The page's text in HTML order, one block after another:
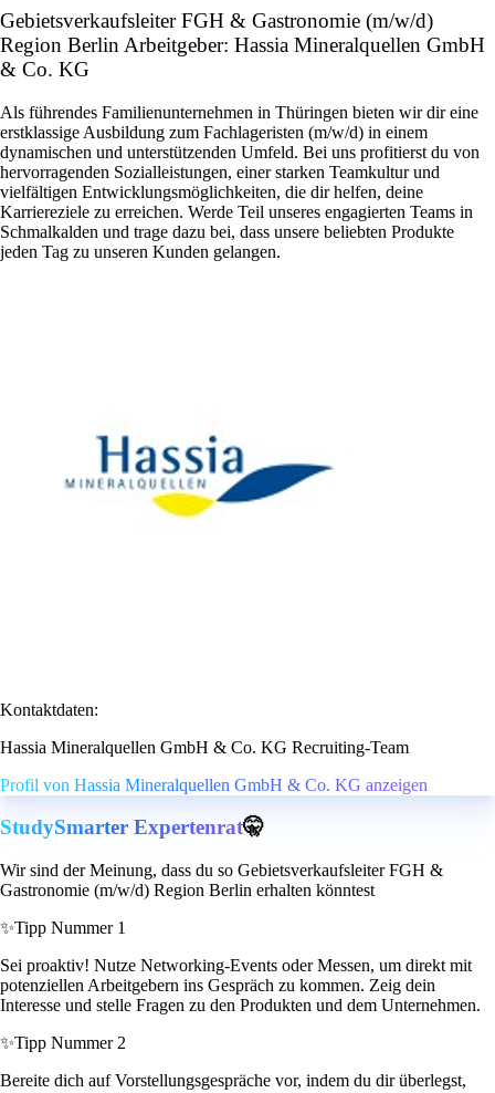
Gebietsverkaufsleiter FGH & Gastronomie (m/w/d)
Region Berlin Arbeitgeber: Hassia Mineralquellen GmbH
& Co. KG
Als führendes Familienunternehmen in Thüringen bieten wir dir eine
erstklassige Ausbildung zum Fachlageristen (m/w/d) in einem
dynamischen und unterstützenden Umfeld. Bei uns profitierst du von
hervorragenden Sozialleistungen, einer starken Teamkultur und
vielfältigen Entwicklungsmöglichkeiten, die dir helfen, deine
Karriereziele zu erreichen. Werde Teil unseres engagierten Teams in
Schmalkalden und trage dazu bei, dass unsere beliebten Produkte
jeden Tag zu unseren Kunden gelangen.
Kontaktdaten:
Hassia Mineralquellen GmbH & Co. KG Recruiting-Team
Profil von Hassia Mineralquellen GmbH & Co. KG anzeigen
StudySmarter Expertenrat🤫
Wir sind der Meinung, dass du so Gebietsverkaufsleiter FGH &
Gastronomie (m/w/d) Region Berlin erhalten könntest
✨Tipp Nummer 1
Sei proaktiv! Nutze Networking-Events oder Messen, um direkt mit
potenziellen Arbeitgebern ins Gespräch zu kommen. Zeig dein
Interesse und stelle Fragen zu den Produkten und dem Unternehmen.
✨Tipp Nummer 2
Bereite dich auf Vorstellungsgespräche vor, indem du dir überlegst,